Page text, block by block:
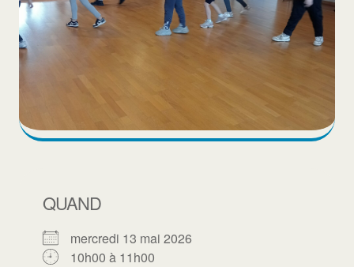
QUAND
mercredi 13 mai 2026
10h00 à 11h00